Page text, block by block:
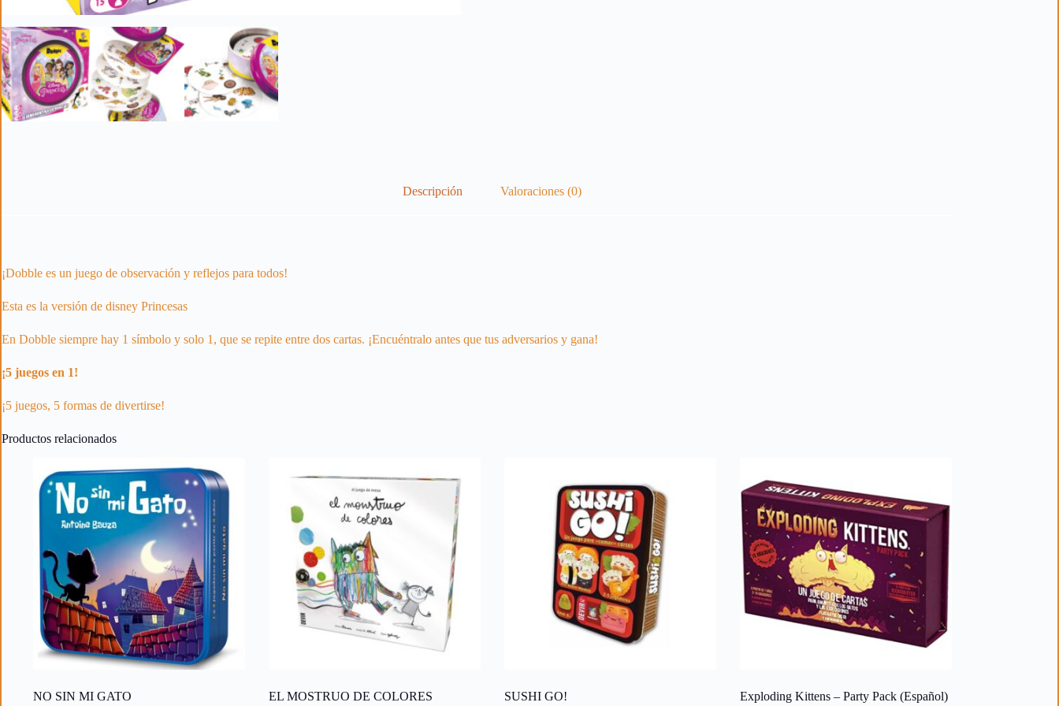
Descripción Valoraciones (0)
¡Dobble es un juego de observación y reflejos para todos!
Esta es la versión de disney Princesas
En Dobble siempre hay 1 símbolo y solo 1, que se repite entre dos cartas. ¡Encuéntralo antes que tus adversarios y gana!
¡5 juegos en 1!
¡5 juegos, 5 formas de divertirse!
Productos relacionados
NO SIN MI GATO EL MOSTRUO DE COLORES SUSHI GO! Exploding Kittens – Party Pack (Español)